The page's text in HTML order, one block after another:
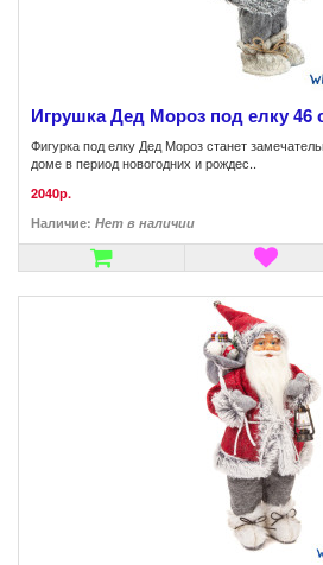
Игрушка Дед Мороз под елку 46
Фигурка под елку Дед Мороз станет
доме в период новогодних и рождес..
2040р.
Наличие: Нет в наличии